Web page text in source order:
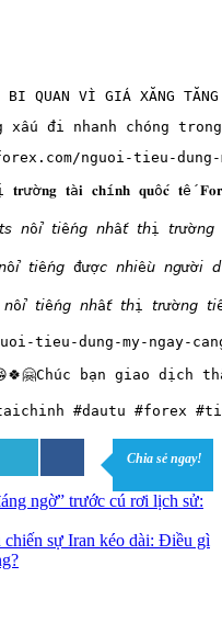
BI QUAN VÌ GIÁ XĂNG
xấu đi nhanh chóng
nguoi-tieu-
𝐭𝐫ườ𝐧𝐠 𝐭à𝐢 𝐜𝐡í𝐧𝐡 𝐪𝐮ố𝐜 𝐭ế
𝘯ổ𝘪 𝘵𝘪ế𝘯𝘨 𝘯𝘩ấ𝘵 𝘵𝘩ị
𝘯ổ𝘪 𝘵𝘪ế𝘯𝘨 đượ𝘤 𝘯𝘩𝘪ề𝘶
𝘯ổ𝘪 𝘵𝘪ế𝘯𝘨 𝘯𝘩ấ𝘵 𝘵𝘩ị
tieu-dung-my-ngay-
bạn giao dịch
#dautu #forex
Chia sẻ ngay!
ngờ” trước cú rơi lịch sử:
sự Iran kéo dài: Điều gì